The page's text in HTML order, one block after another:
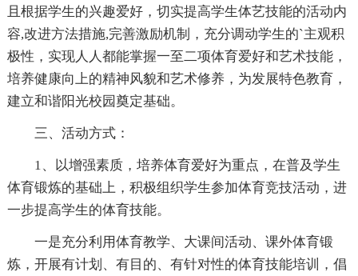
且根据学生的兴趣爱好，切实提高学生体艺技能的活动内
容,改进方法措施,完善激励机制，充分调动学生的`主观积
极性，实现人人都能掌握一至二项体育爱好和艺术技能，
培养健康向上的精神风貌和艺术修养，为发展特色教育，
建立和谐阳光校园奠定基础。
三、活动方式：
1、以增强素质，培养体育爱好为重点，在普及学生
体育锻炼的基础上，积极组织学生参加体育竞技活动，进
一步提高学生的体育技能。
一是充分利用体育教学、大课间活动、课外体育锻
炼，开展有计划、有目的、有针对性的体育技能培训，倡